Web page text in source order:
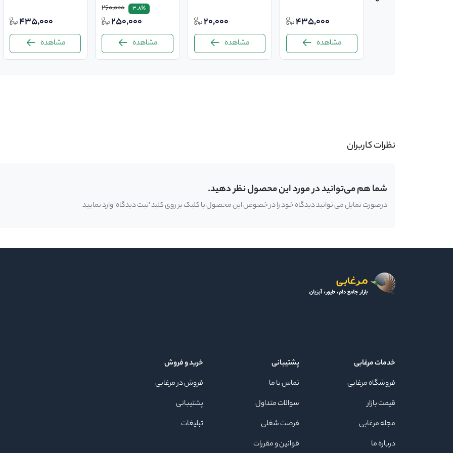
435,000
مشاهده
20,000
مشاهده
3.8%
260,000
250,000
مشاهده
435,000
مشاهده
نظرات کاربران
شما هم می‌توانید در مورد این محصول نظر دهید.
درصورت تمایل می توانید دیدگاه خود را در خصوص این محصول با کلیک بر روی کلید 'ثبت دیدگاه' وارد نمایید
خدمات مرغابی
فروشگاه مرغابی
قیمت بازار
مجله مرغابی
درباره ما
پشتیبانی
تماس با ما
سوالات متداول
فرصت شغلی
قوانین و مقررات
خرید و فروش
فروش در مرغابی
پشتیبانی
تبلیغات